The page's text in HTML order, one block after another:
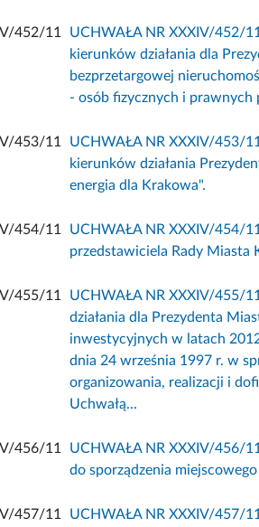
452/11
UCHWAŁA NR XXXIV/452/
kierunków działania dla
bezprzetargowej
- osób fizycznych i prawnych
453/11
UCHWAŁA NR XXXIV/453/
kierunków działania
energia dla Krakowa".
454/11
UCHWAŁA NR XXXIV/454/
przedstawiciela Rady Miasta
455/11
UCHWAŁA NR XXXIV/455/
działania dla Prezydenta
inwestycyjnych w latach
dnia 24 września 1997 r. w
organizowania, realizacji i
Uchwałą...
456/11
UCHWAŁA NR XXXIV/456/
do sporządzenia
457/11
UCHWAŁA NR XXXIV/457/